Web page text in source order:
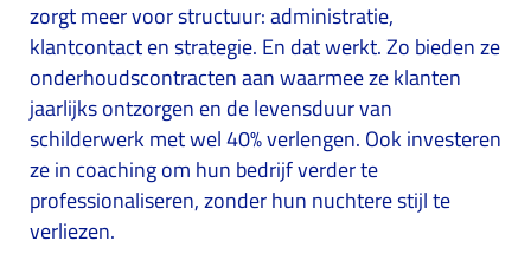
zorgt meer voor structuur: administratie,
klantcontact en strategie. En dat werkt. Zo bieden ze
onderhoudscontracten aan waarmee ze klanten
jaarlijks ontzorgen en de levensduur van
schilderwerk met wel 40% verlengen. Ook investeren
ze in coaching om hun bedrijf verder te
professionaliseren, zonder hun nuchtere stijl te
verliezen.